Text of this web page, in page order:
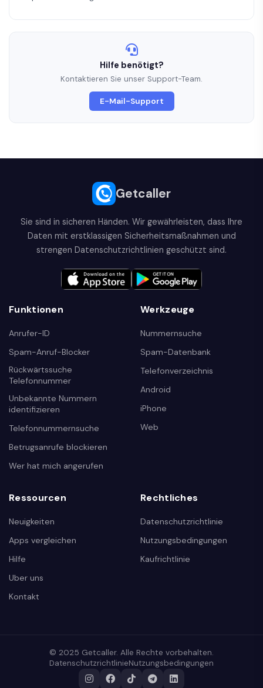
Hilfe benötigt?
Kontaktieren Sie unser Support-Team.
E-Mail-Support
Getcaller
Sie sind in sicheren Händen. Wir gewährleisten, dass Ihre
Daten mit erstklassigen Sicherheitsmaßnahmen und
strengen Datenschutzrichtlinien geschützt sind.
Funktionen
Anrufer-ID
Spam-Anruf-Blocker
Rückwärtssuche
Telefonnummer
Unbekannte Nummern
identifizieren
Telefonnummernsuche
Betrugsanrufe blockieren
Wer hat mich angerufen
Werkzeuge
Nummernsuche
Spam-Datenbank
Telefonverzeichnis
Android
iPhone
Web
Ressourcen
Neuigkeiten
Apps vergleichen
Hilfe
Uber uns
Kontakt
Rechtliches
Datenschutzrichtlinie
Nutzungsbedingungen
Kaufrichtlinie
© 2025 Getcaller. Alle Rechte vorbehalten.
DatenschutzrichtlinieNutzungsbedingungen